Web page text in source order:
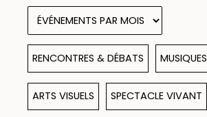
RENCONTRES & DÉBATS MUSIQUES
ARTS VISUELS SPECTACLE VIVANT